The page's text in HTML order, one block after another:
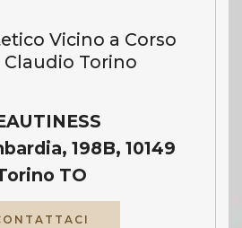
Vicino a Corso
Torino
198B, 10149
TO